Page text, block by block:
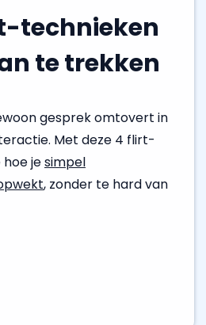
technieken
te trekken
gesprek omtovert in
Met deze 4 flirt-
jesimpel
, zonder te hard van